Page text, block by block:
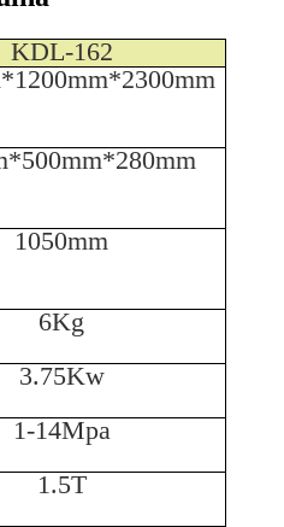
KDL-162
1050mm
6Kg
3.75Kw
1-14Mpa
1.5T